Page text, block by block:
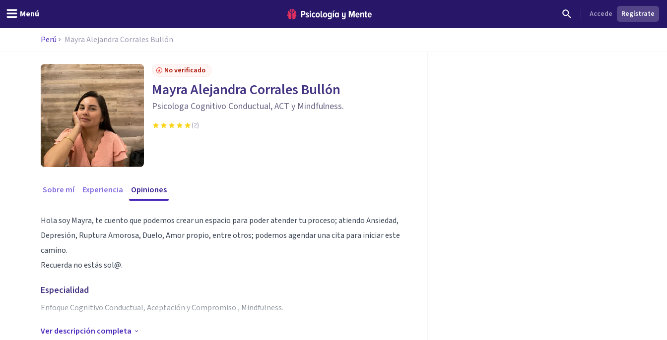
Menú Accede Regístrate
Perú Mayra Alejandra Corrales Bullón
No verificado
Mayra Alejandra Corrales Bullón
Psicologa Cognitivo Conductual, ACT y Mindfulness.
(2)
Sobre mí Experiencia Opiniones
Hola soy Mayra, te cuento que podemos crear un espacio para poder atender tu proceso; atiendo Ansiedad,
Depresión, Ruptura Amorosa, Duelo, Amor propio, entre otros; podemos agendar una cita para iniciar este
camino.
Recuerda no estás sol@.
Especialidad
Enfoque Cognitivo Conductual, Aceptación y Compromiso , Mindfulness.
Aptitudes
Ver descripción completa